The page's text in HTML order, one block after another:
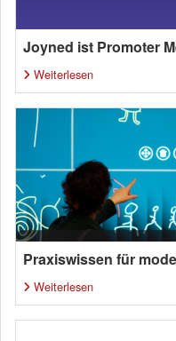
Joyned ist Promoter
Weiterlesen
Praxiswissen für
Weiterlesen